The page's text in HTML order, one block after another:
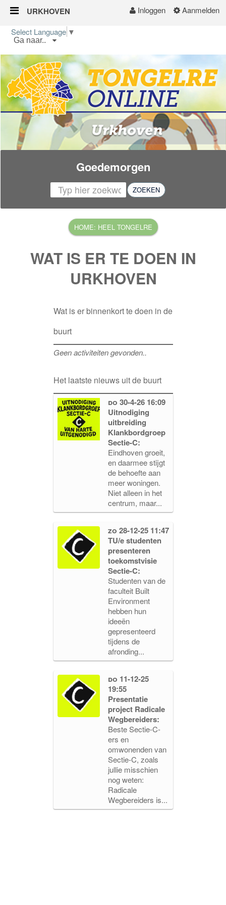
Naar content
Inloggen Aanmelden
URKHOVEN
Urkhoven
Buurtgids
Kalender
Nieuws
Groepen
Ga naar..
Goedemorgen
ZOEKEN
WAT IS ER TE DOEN IN
URKHOVEN
Wat is er binnenkort te doen in de
buurt
Geen activiteiten gevonden..
Het laatste nieuws uit de buurt
do 30-4-26 16:09
Uitnodiging
uitbreiding
Klankbordgroep
Sectie-C:
Eindhoven groeit,
en daarmee stijgt
de behoefte aan
meer woningen.
Niet alleen in het
centrum, maar...
zo 28-12-25 11:47
TU/e studenten
presenteren
toekomstvisie
Sectie-C:
Studenten van de
faculteit Built
Environment
hebben hun
ideeën
gepresenteerd
tijdens de
afronding...
do 11-12-25
19:55
Presentatie
project Radicale
Wegbereiders:
Beste Sectie-C-
ers en
omwonenden van
Sectie-C, zoals
jullie misschien
nog weten:
Radicale
Wegbereiders is...
Select Language ▼